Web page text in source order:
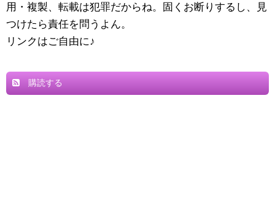
用・複製、転載は犯罪だからね。固くお断りするし、見
つけたら責任を問うよん。
リンクはご自由に♪
購読する